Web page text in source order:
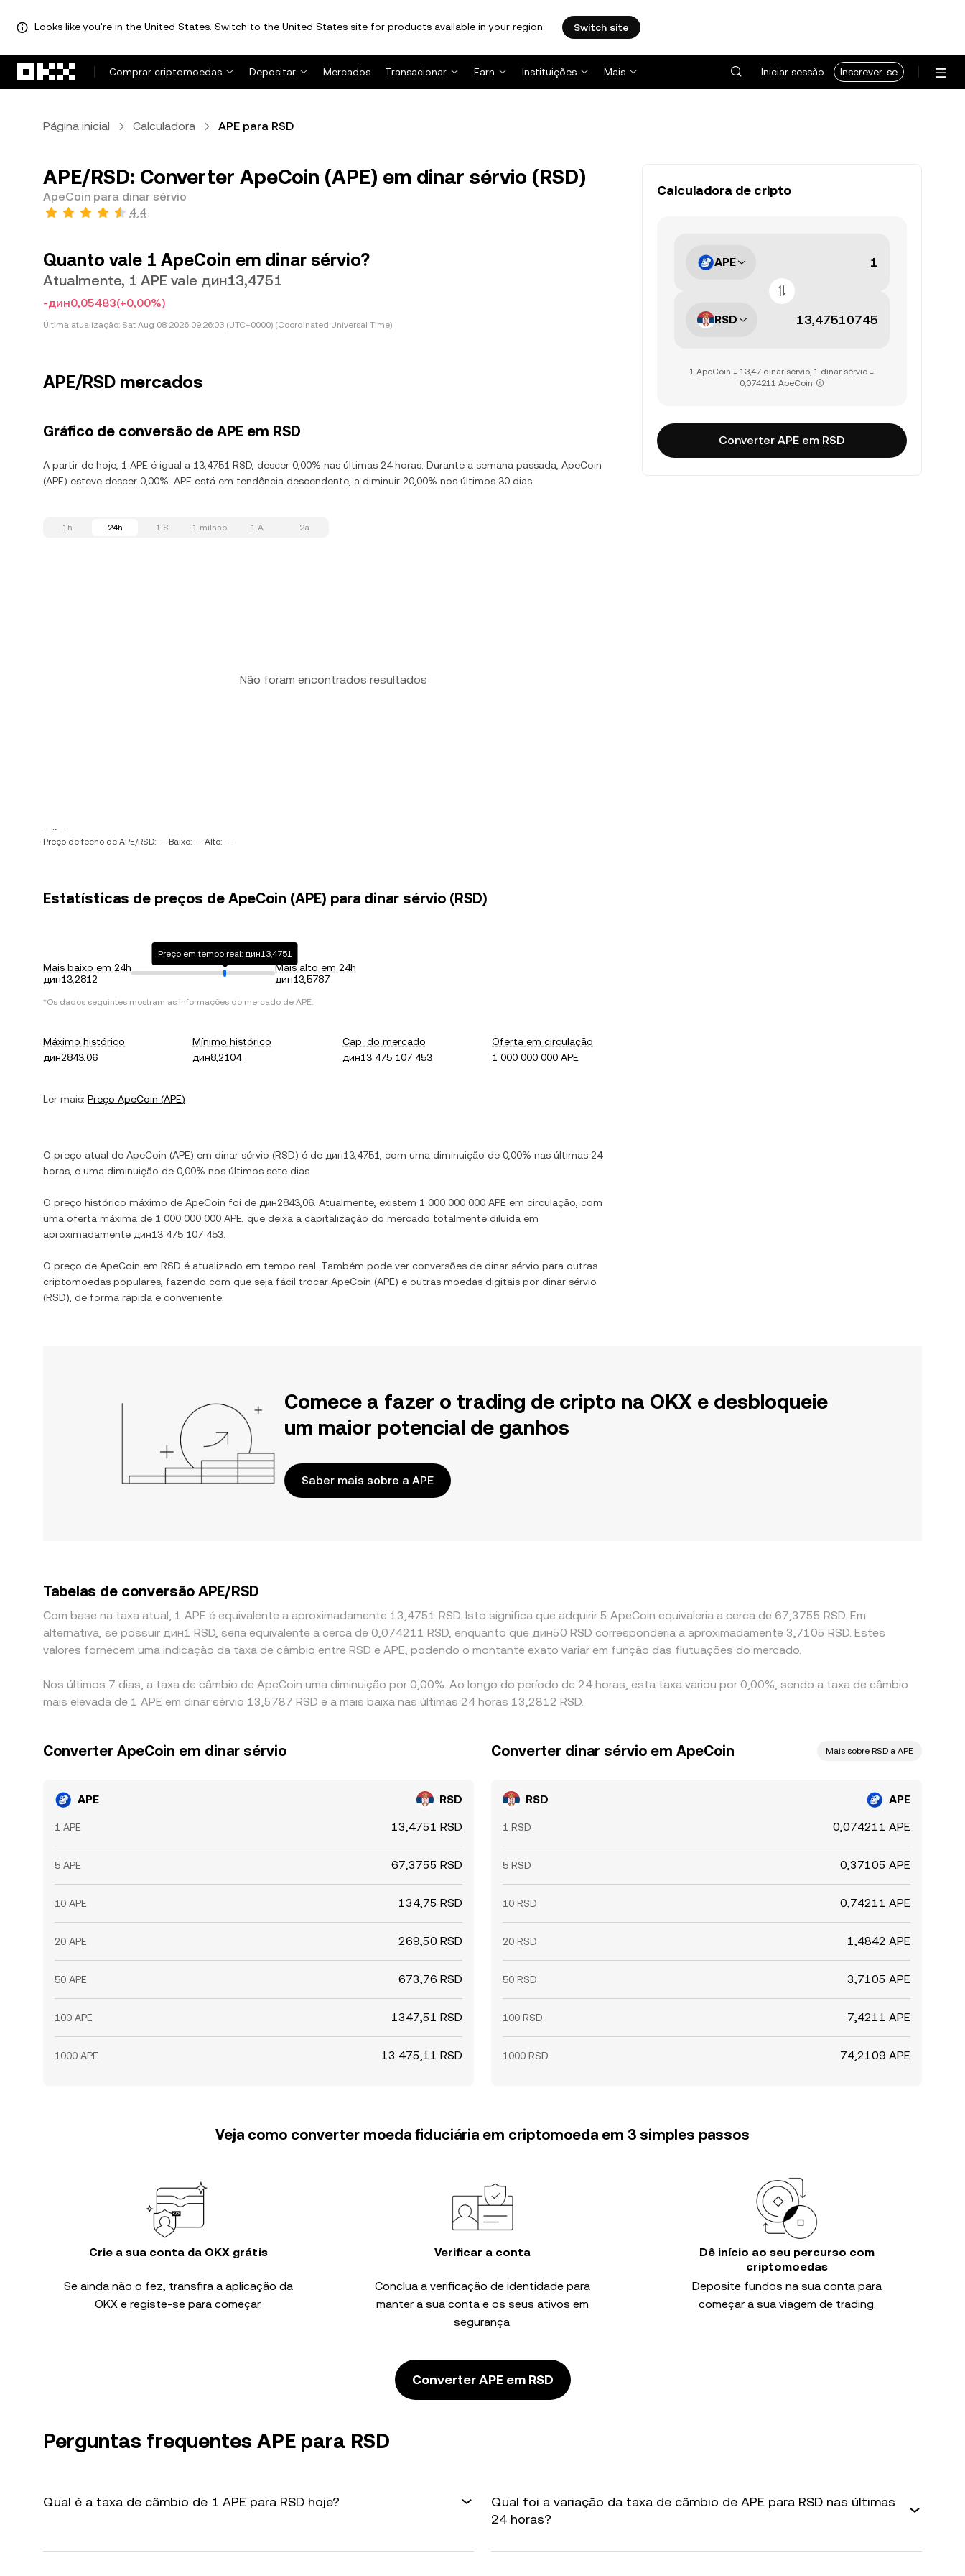
Looks like you're in the United States. Switch to the United States site for products available in your region. Switch site
Comprar criptomoedas
Depositar Mercados Transacionar Earn Instituições Mais Iniciar sessão Inscrever-se
Página inicial Calculadora APE para RSD
APE/RSD: Converter ApeCoin (APE) em dinar sérvio (RSD)
ApeCoin para dinar sérvio
4,4
Quanto vale 1 ApeCoin em dinar sérvio?
Atualmente, 1 APE vale дин13,4751
-дин0,05483(+0,00%)
Última atualização: Sat Aug 08 2026 09:26:03 (UTC+0000) (Coordinated Universal Time)
APE/RSD mercados
Gráfico de conversão de APE em RSD
A partir de hoje, 1 APE é igual a 13,4751 RSD, descer 0,00% nas últimas 24 horas. Durante a semana passada, ApeCoin
(APE) esteve descer 0,00%. APE está em tendência descendente, a diminuir 20,00% nos últimos 30 dias.
1h 24h 1 S 1 milhão 1 A 2a
Não foram encontrados resultados
-- ~ --
Preço de fecho de APE/RSD: -- Baixo: -- Alto: --
Estatísticas de preços de ApeCoin (APE) para dinar sérvio (RSD)
Mais baixo em 24h
дин13,2812
Preço em tempo real: дин13,4751
Mais alto em 24h
дин13,5787
*Os dados seguintes mostram as informações do mercado de APE.
Máximo histórico
дин2843,06
Mínimo histórico
дин8,2104
Cap. do mercado
дин13 475 107 453
Oferta em circulação
1 000 000 000 APE
Ler mais: Preço ApeCoin (APE)
O preço atual de ApeCoin (APE) em dinar sérvio (RSD) é de дин13,4751 , com uma diminuição de 0,00% nas últimas 24
horas, e uma diminuição de 0,00% nos últimos sete dias
O preço histórico máximo de ApeCoin foi de дин2843,06 . Atualmente, existem 1 000 000 000 APE em circulação, com
uma oferta máxima de 1 000 000 000 APE , que deixa a capitalização do mercado totalmente diluída em
aproximadamente дин13 475 107 453
O preço de ApeCoin em RSD é atualizado em tempo real. Também pode ver conversões de dinar sérvio para outras
criptomoedas populares, fazendo com que seja fácil trocar ApeCoin (APE) e outras moedas digitais por dinar sérvio
(RSD), de forma rápida e conveniente.
Calculadora de cripto
APE
RSD
1 ApeCoin = 13,47 dinar sérvio, 1 dinar sérvio =
0,074211 ApeCoin
Converter APE em RSD
Comece a fazer o trading de cripto na OKX e desbloqueie
um maior potencial de ganhos
Saber mais sobre a APE
Tabelas de conversão APE/RSD
Com base na taxa atual, 1 APE é equivalente a aproximadamente 13,4751 RSD. Isto significa que adquirir 5 ApeCoin equivaleria a cerca de 67,3755 RSD. Em
alternativa, se possuir дин1 RSD, seria equivalente a cerca de 0,074211 RSD, enquanto que дин50 RSD corresponderia a aproximadamente 3,7105 RSD. Estes
valores fornecem uma indicação da taxa de câmbio entre RSD e APE, podendo o montante exato variar em função das flutuações do mercado.
Nos últimos 7 dias, a taxa de câmbio de ApeCoin uma diminuição por 0,00%. Ao longo do período de 24 horas, esta taxa variou por 0,00%, sendo a taxa de câmbio
mais elevada de 1 APE em dinar sérvio 13,5787 RSD e a mais baixa nas últimas 24 horas 13,2812 RSD.
Converter ApeCoin em dinar sérvio
APE RSD
1 APE 13,4751 RSD
5 APE 67,3755 RSD
10 APE 134,75 RSD
20 APE 269,50 RSD
50 APE 673,76 RSD
100 APE 1347,51 RSD
1000 APE 13 475,11 RSD
Converter dinar sérvio em ApeCoin Mais sobre RSD a APE
RSD APE
1 RSD 0,074211 APE
5 RSD 0,37105 APE
10 RSD 0,74211 APE
20 RSD 1,4842 APE
50 RSD 3,7105 APE
100 RSD 7,4211 APE
1000 RSD 74,2109 APE
Veja como converter moeda fiduciária em criptomoeda em 3 simples passos
Crie a sua conta da OKX grátis
Se ainda não o fez, transfira a aplicação da
OKX e registe-se para começar.
Verificar a conta
Conclua a verificação de identidade para
manter a sua conta e os seus ativos em
segurança.
Dê início ao seu percurso com
criptomoedas
Deposite fundos na sua conta para
começar a sua viagem de trading.
Converter APE em RSD
Perguntas frequentes APE para RSD
Qual é a taxa de câmbio de 1 APE para RSD hoje?
Qual foi a variação da taxa de câmbio de APE para RSD nas últimas
24 horas?